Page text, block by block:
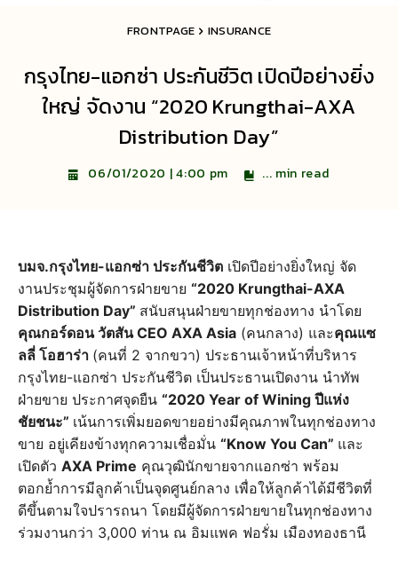
FRONTPAGE INSURANCE
กรุงไทย-แอกซ่า ประกันชีวิต เปิดปีอย่างยิ่ง
ใหญ่ จัดงาน “2020 Krungthai-AXA
Distribution Day”
06/01/2020 | 4:00 pm ... min read
บมจ.กรุงไทย-แอกซ่า ประกันชีวิต เปิดปีอย่างยิ่งใหญ่ จัด
งานประชุมผู้จัดการฝ่ายขาย “2020 Krungthai-AXA
Distribution Day” สนับสนุนฝ่ายขายทุกช่องทาง นำโดย
คุณกอร์ดอน วัตสัน CEO AXA Asia (คนกลาง) และคุณแซ
ลลี่ โอฮาร่า (คนที่ 2 จากขวา) ประธานเจ้าหน้าที่บริหาร
กรุงไทย-แอกซ่า ประกันชีวิต เป็นประธานเปิดงาน นำทัพ
ฝ่ายขาย ประกาศจุดยืน “2020 Year of Wining ปีแห่ง
ชัยชนะ” เน้นการเพิ่มยอดขายอย่างมีคุณภาพในทุกช่องทาง
ขาย อยู่เคียงข้างทุกความเชื่อมั่น “Know You Can” และ
เปิดตัว AXA Prime คุณวุฒินักขายจากแอกซ่า พร้อม
ตอกย้ำการมีลูกค้าเป็นจุดศูนย์กลาง เพื่อให้ลูกค้าได้มีชีวิตที่
ดีขึ้นตามใจปรารถนา โดยมีผู้จัดการฝ่ายขายในทุกช่องทาง
ร่วมงานกว่า 3,000 ท่าน ณ อิมแพค ฟอรั่ม เมืองทองธานี